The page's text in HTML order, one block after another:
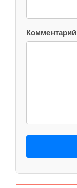
Комментарий